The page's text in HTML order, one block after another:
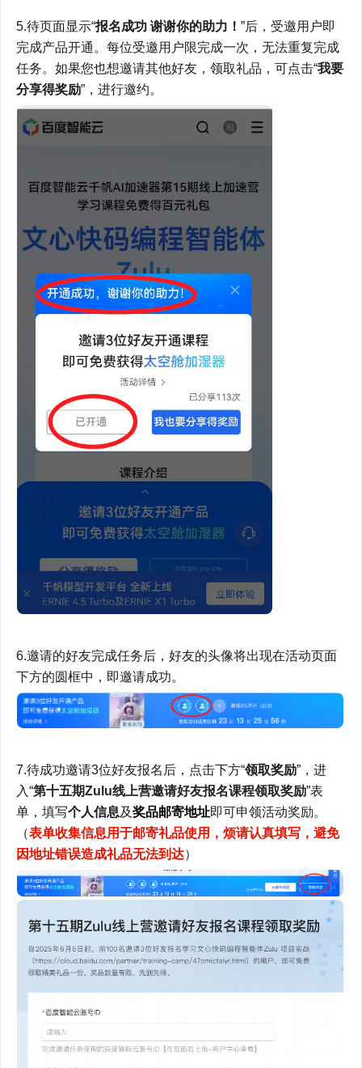
5.待页面显示“报名成功 谢谢你的助力！”后，受邀用户即
完成产品开通。每位受邀用户限完成一次，无法重复完成
任务。如果您也想邀请其他好友，领取礼品，可点击“我要
分享得奖励”，进行邀约。
6.邀请的好友完成任务后，好友的头像将出现在活动页面
下方的圆框中，即邀请成功。
7.待成功邀请3位好友报名后，点击下方“领取奖励”，进
入“第十五期Zulu线上营邀请好友报名课程领取奖励”表
单，填写个人信息及奖品邮寄地址即可申领活动奖励。
（表单收集信息用于邮寄礼品使用，烦请认真填写，避免
因地址错误造成礼品无法到达）